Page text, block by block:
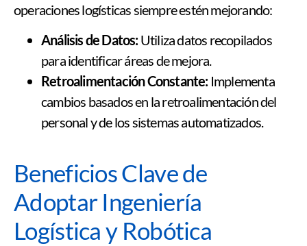
operaciones logísticas siempre estén mejorando:
Análisis de Datos:Utiliza datos recopilados
para identificar áreas de mejora.
Retroalimentación Constante:Implementa
cambios basados en la retroalimentación del
personal y de los sistemas automatizados.
Beneficios Clave de
Adoptar Ingeniería
Logística y Robótica